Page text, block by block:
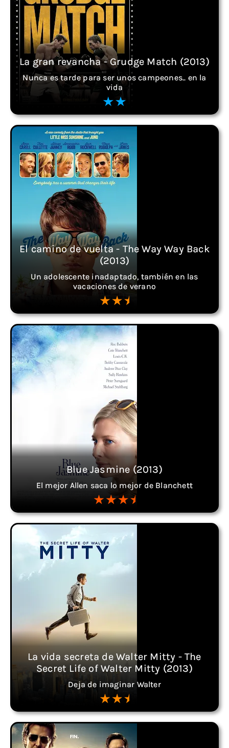
La gran revancha - Grudge Match (2013)
Nunca es tarde para ser unos campeones.. en la
vida
El camino de vuelta - The Way Way Back
(2013)
Un adolescente inadaptado, también en las
vacaciones de verano
Blue Jasmine (2013)
El mejor Allen saca lo mejor de Blanchett
La vida secreta de Walter Mitty - The
Secret Life of Walter Mitty (2013)
Deja de imaginar Walter